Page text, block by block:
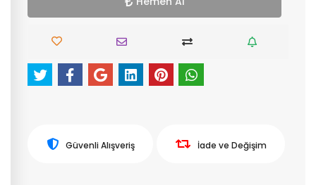
Güvenli Alışveriş İade ve Değişim